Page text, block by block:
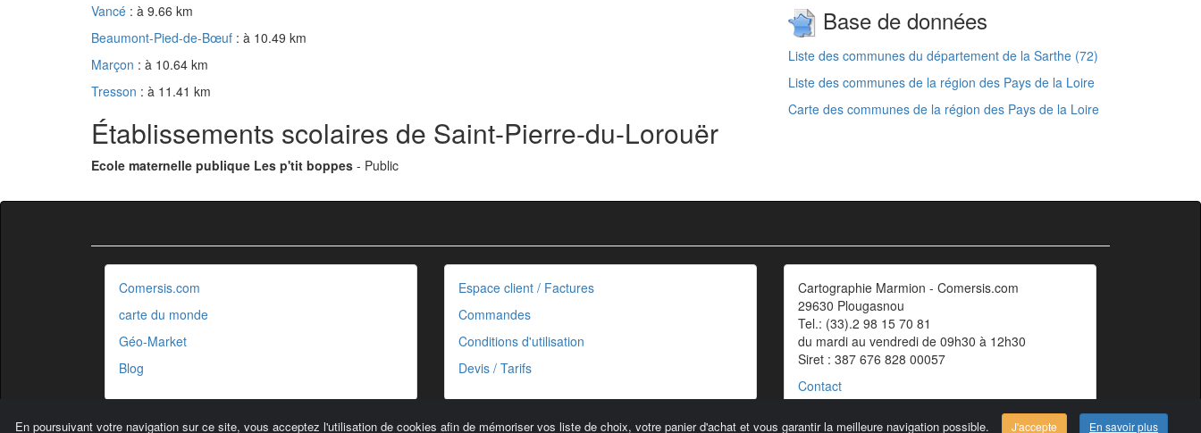
Vancé : à 9.66 km
Beaumont-Pied-de-Bœuf : à 10.49 km
Marçon : à 10.64 km
Tresson : à 11.41 km
Établissements scolaires de Saint-Pierre-du-Lorouër
Ecole maternelle publique Les p'tit boppes - Public
Base de données
Liste des communes du département de la Sarthe (72)
Liste des communes de la région des Pays de la Loire
Carte des communes de la région des Pays de la Loire
En poursuivant votre navigation sur ce site, vous acceptez l'utilisation de cookies afin de mémoriser vos liste de choix, votre panier d'achat et vous garantir la meilleure navigation possible. J'accepte En savoir plus
Comersis.com
carte du monde
Géo-Market
Blog
Espace client / Factures
Commandes
Conditions d'utilisation
Devis / Tarifs
Cartographie Marmion - Comersis.com
29630 Plougasnou
Tel.: (33).2 98 15 70 81
du mardi au vendredi de 09h30 à 12h30
Siret : 387 676 828 00057
Contact